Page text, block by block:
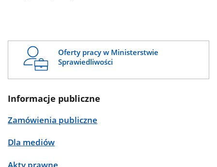
Oferty pracy w Ministerstwie
Sprawiedliwości
Informacje publiczne
Zamówienia publiczne
Dla mediów
Akty prawne